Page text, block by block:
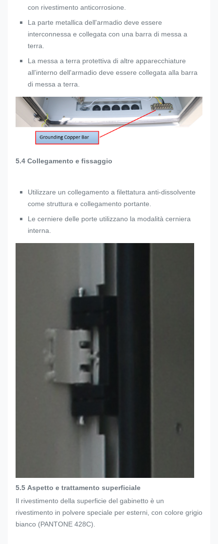
con rivestimento anticorrosione.
La parte metallica dell'armadio deve essere
interconnessa e collegata con una barra di messa a
terra.
La messa a terra protettiva di altre apparecchiature
all'interno dell'armadio deve essere collegata alla barra
di messa a terra.
5.4 Collegamento e fissaggio
Utilizzare un collegamento a filettatura anti-dissolvente
come struttura e collegamento portante.
Le cerniere delle porte utilizzano la modalità cerniera
interna.
5.5 Aspetto e trattamento superficiale
Il rivestimento della superficie del gabinetto è un
rivestimento in polvere speciale per esterni, con colore grigio
bianco (PANTONE 428C).